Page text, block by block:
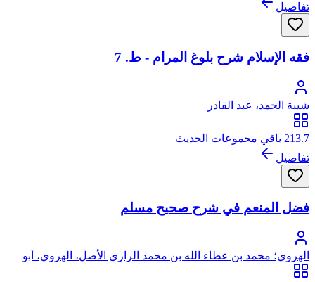
تفاصيل
فقه الإسلام شرح بلوغ المرام - ط. 7
شيبة الحمد، عبد القادر
213.7 باقي مجموعات الحديث
تفاصيل
فضل المنعم في شرح صحيح مسلم
الهروي؛ محمد بن عطاء الله بن محمد الرازي الأصل، الهروي، أبو
عبد الله، شمس الدين